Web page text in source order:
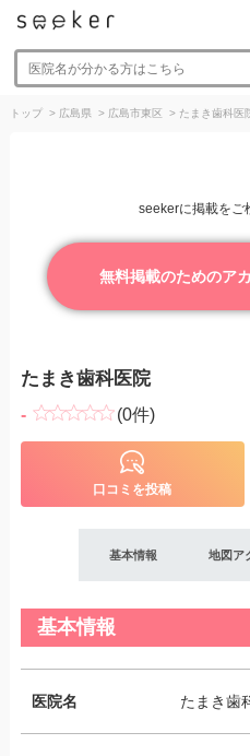
トップ > 広島県 > 広島市東区 > たまき歯科医
seekerに掲載をご
無料掲載のためのア
たまき歯科医院
- (0件)
口コミを投稿
基本情報 地図ア
基本情報
医院名 たまき歯